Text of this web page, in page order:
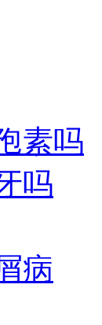
素吗
吗
病